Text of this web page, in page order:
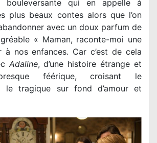
bouleversante qui en appelle à
plus beaux contes alors que l’on
avec un doux parfum de
« Maman, raconte-moi une
à nos enfances. Car c’est de cela
Adaline, d’une histoire étrange et
féérique, croisant le
le tragique sur fond d’amour et